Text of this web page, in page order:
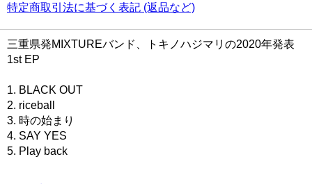
特定商取引法に基づく表記 (返品など)
三重県発MIXTUREバンド、トキノハジマリの2020年発表
1st EP
1. BLACK OUT
2. riceball
3. 時の始まり
4. SAY YES
5. Play back